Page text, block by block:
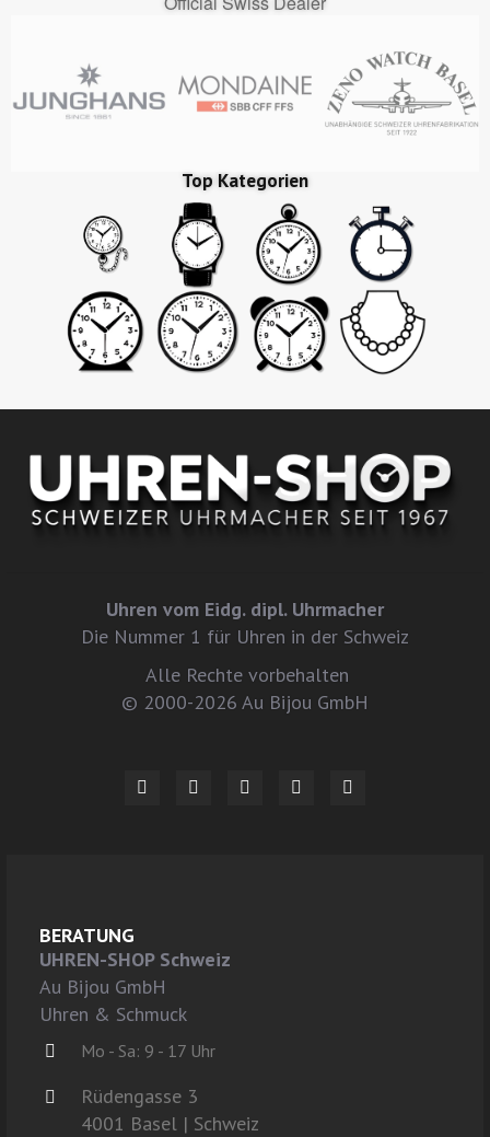
Top Kategorien
Uhren vom Eidg. dipl. Uhrmacher
Die Nummer 1 für Uhren in der Schweiz
Alle Rechte vorbehalten
© 2000-2026 Au Bijou GmbH
BERATUNG
UHREN-SHOP Schweiz
Au Bijou GmbH
Uhren & Schmuck
Mo - Sa: 9 - 17 Uhr
Rüdengasse 3
4001 Basel | Schweiz